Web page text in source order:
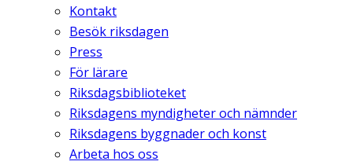
Kontakt
Besök riksdagen
Press
För lärare
Riksdagsbiblioteket
Riksdagens myndigheter och nämnder
Riksdagens byggnader och konst
Arbeta hos oss